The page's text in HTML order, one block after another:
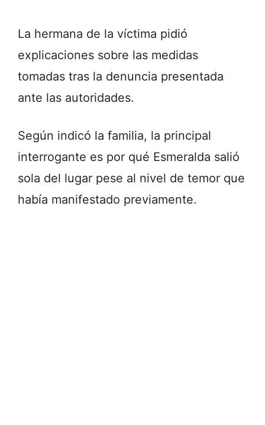
La hermana de la víctima pidió
explicaciones sobre las medidas
tomadas tras la denuncia presentada
ante las autoridades.
Según indicó la familia, la principal
interrogante es por qué Esmeralda salió
sola del lugar pese al nivel de temor que
había manifestado previamente.